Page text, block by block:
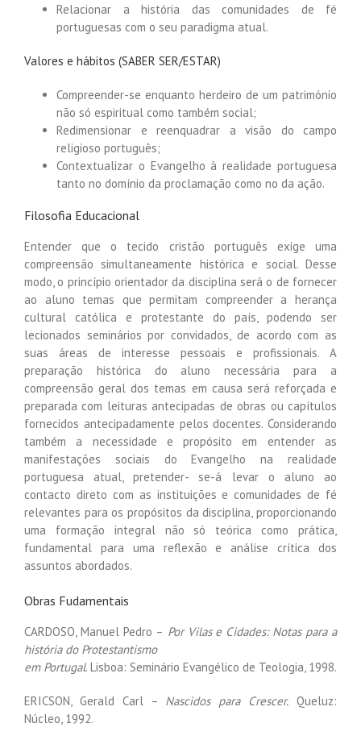
Relacionar a história das comunidades de fé
portuguesas com o seu paradigma atual.
Valores e hábitos (SABER SER/ESTAR)
Compreender-se enquanto herdeiro de um património
não só espiritual como também social;
Redimensionar e reenquadrar a visão do campo
religioso português;
Contextualizar o Evangelho à realidade portuguesa
tanto no domínio da proclamação como no da ação.
Filosofia Educacional
Entender que o tecido cristão português exige uma
compreensão simultaneamente histórica e social. Desse
modo, o princípio orientador da disciplina será o de fornecer
ao aluno temas que permitam compreender a herança
cultural católica e protestante do país, podendo ser
lecionados seminários por convidados, de acordo com as
suas áreas de interesse pessoais e profissionais. A
preparação histórica do aluno necessária para a
compreensão geral dos temas em causa será reforçada e
preparada com leituras antecipadas de obras ou capítulos
fornecidos antecipadamente pelos docentes. Considerando
também a necessidade e propósito em entender as
manifestações sociais do Evangelho na realidade
portuguesa atual, pretender- se-á levar o aluno ao
contacto direto com as instituições e comunidades de fé
relevantes para os propósitos da disciplina, proporcionando
uma formação integral não só teórica como prática,
fundamental para uma reflexão e análise crítica dos
assuntos abordados.
Obras Fudamentais
CARDOSO, Manuel Pedro – Por Vilas e Cidades: Notas para a
história do Protestantismo
em Portugal. Lisboa: Seminário Evangélico de Teologia, 1998.
ERICSON, Gerald Carl – Nascidos para Crescer. Queluz:
Núcleo, 1992.